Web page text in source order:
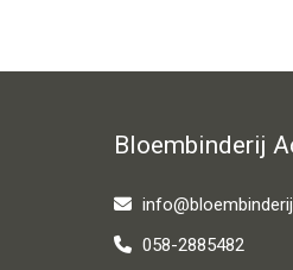
Bloembinderij
058-2885482